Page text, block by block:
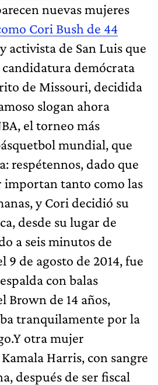
nuevas mujeres
Cori Bush de 44
activista de San Luis que
demócrata
de Missouri, decidida
slogan ahora
el torneo más
mundial, que
respétennos, dado que
importan tanto como las
y Cori decidió su
desde su lugar de
a seis minutos de
9 de agosto de 2014, fue
con balas
Brown de 14 años,
tranquilamente por la
otra mujer
Harris, con sangre
después de ser fiscal